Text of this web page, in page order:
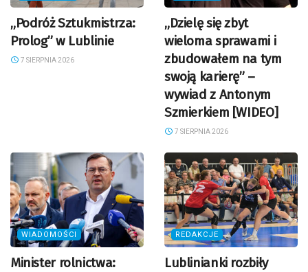
„Podróż Sztukmistrza:
Prolog” w Lublinie
7 SIERPNIA 2026
„Dzielę się zbyt
wieloma sprawami i
zbudowałem na tym
swoją karierę” –
wywiad z Antonym
Szmierkiem [WIDEO]
7 SIERPNIA 2026
WIADOMOŚCI
Minister rolnictwa:
REDAKCJE
Lublinianki rozbiły